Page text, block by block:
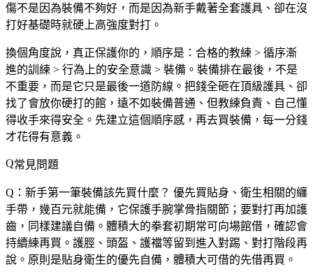
傷不是因為裝備不夠好，而是因為新手戴著全套護具、卻在沒
打好基礎時就硬上高強度對打。
換個角度說， 真正保護你的，順序是：合格的教練 > 循序漸
進的訓練 > 行為上的安全意識 > 裝備 。裝備排在最後，不是
不重要，而是它只是最後一道防線。把錢全砸在頂級護具、卻
找了會放你硬打的館，遠不如裝備普通、但教練負責、自己懂
得收手來得安全。先建立這個順序感，再去買裝備，每一分錢
才花得有意義。
常見問題
Q：新手第一筆裝備該先買什麼？ 優先買貼身、衛生相關的纏
手帶，幾百元就能備，它保護手腕掌骨指關節；要對打再加護
齒，同樣建議自備。體積大的拳套初期常可向場館借，確認會
持續練再買。護脛、頭盔、護襠等留到進入對踢、對打階段再
說。原則是貼身衛生的優先自備，體積大可借的先借再買。